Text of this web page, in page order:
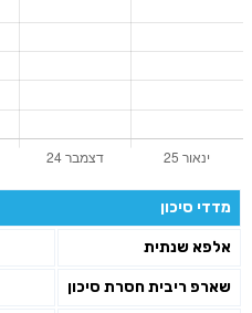
מדדי סיכון
אלפא שנתית
שארפ ריבית חסרת סיכון